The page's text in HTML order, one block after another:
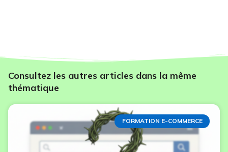
Consultez les autres articles dans la même
thématique
FORMATION E-COMMERCE